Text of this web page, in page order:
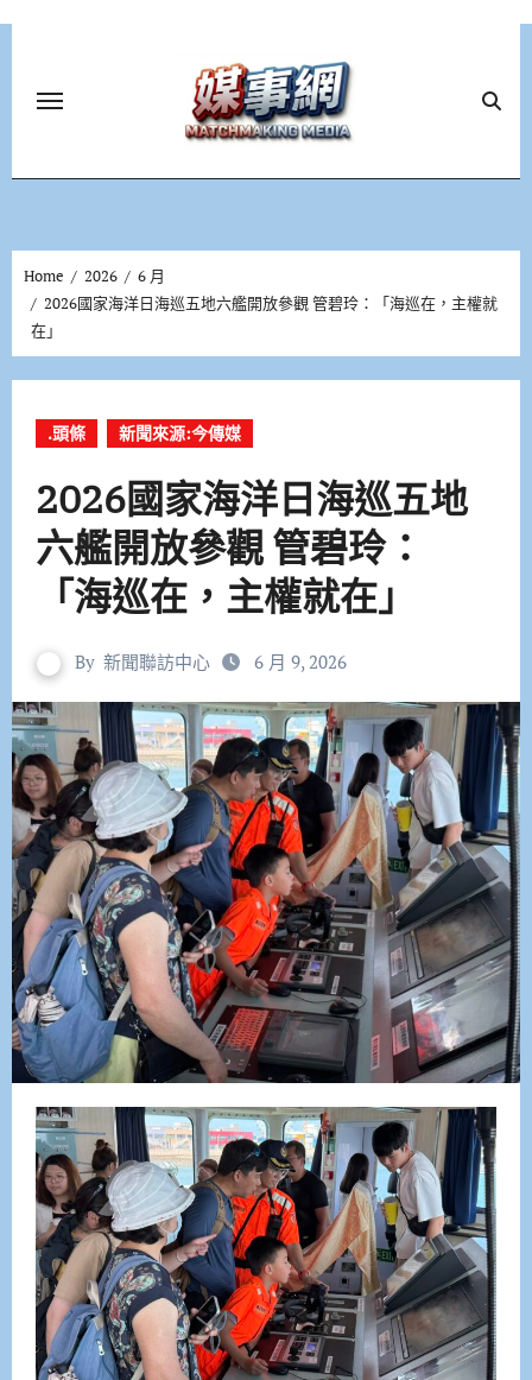
Home 2026
6 月
2026國家海洋日海巡五地六艦開放參觀 管碧玲：「海巡在，主權就
在」
.頭條 新聞來源:今傳媒
2026國家海洋日海巡五地
六艦開放參觀 管碧玲：
「海巡在，主權就在」
By 新聞聯訪中心 6 月 9, 2026